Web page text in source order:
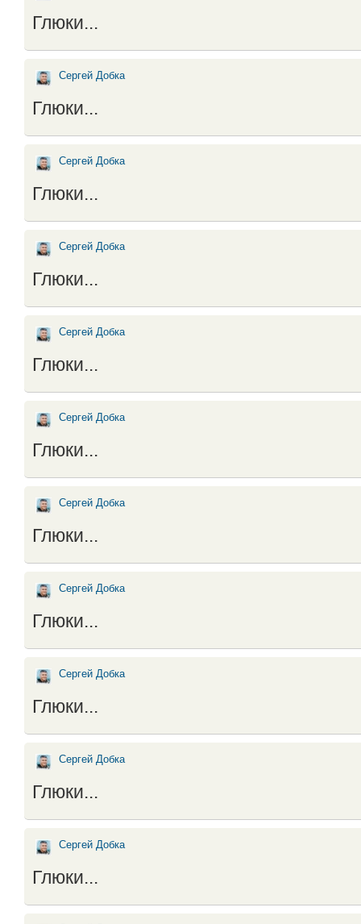
Глюки...
Сергей Добка
Глюки...
Сергей Добка
Глюки...
Сергей Добка
Глюки...
Сергей Добка
Глюки...
Сергей Добка
Глюки...
Сергей Добка
Глюки...
Сергей Добка
Глюки...
Сергей Добка
Глюки...
Сергей Добка
Глюки...
Сергей Добка
Глюки...